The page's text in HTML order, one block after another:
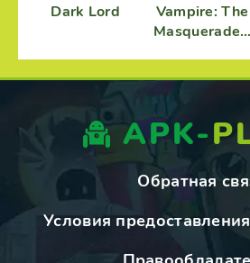
Dark Lord
Vampire: The
Masquerade -
APK-
Обратная
Условия